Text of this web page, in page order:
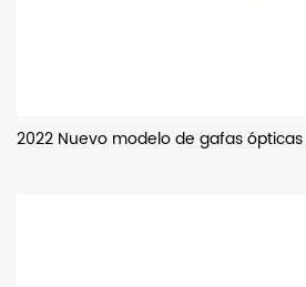
2022 Nuevo modelo de gafas